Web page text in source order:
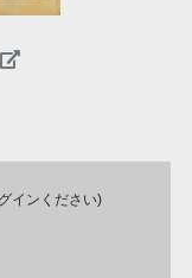
インください)